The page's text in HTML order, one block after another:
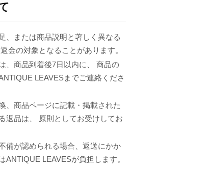
、または商品説明と著しく異なる
金の対象となることがあります。
、商品到着後7日以内に、 商品の
LEAVESまでご連絡くださ
、商品ページに記載・掲載された
返品は、 原則としてお受けしてお
備が認められる場合、返送にかか
ANTIQUE LEAVESが負担します。